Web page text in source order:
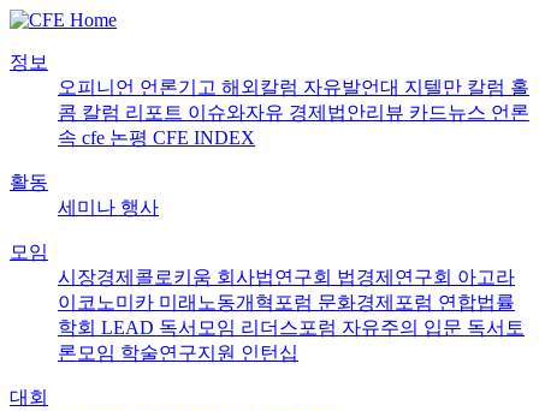
정보
오피니언 언론기고 해외칼럼 자유발언대 지텔만 칼럼 홀
콤 칼럼 리포트 이슈와자유 경제법안리뷰 카드뉴스 언론
속 cfe 논평 CFE INDEX
활동
세미나 행사
모임
시장경제콜로키움 회사법연구회 법경제연구회 아고라
이코노미카 미래노동개혁포럼 문화경제포럼 연합법률
학회 LEAD 독서모임 리더스포럼 자유주의 입문 독서토
론모임 학술연구지원 인턴십
대회